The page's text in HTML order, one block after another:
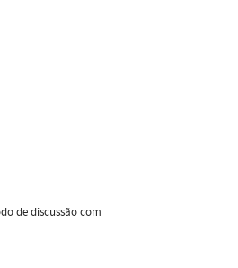
de discussão com